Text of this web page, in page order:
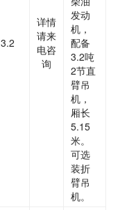
3.2
详情
请来
电咨
询
发动
机，
配备
3.2吨
2节直
臂吊
机，
厢长
5.15
米。
可选
装折
臂吊
机。